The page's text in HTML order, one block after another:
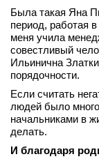
Была такая Яна
период, работая
меня учила
совестливый
Ильинична
порядочности.
Если считать
людей было
начальниками в
делать.
И благодаря